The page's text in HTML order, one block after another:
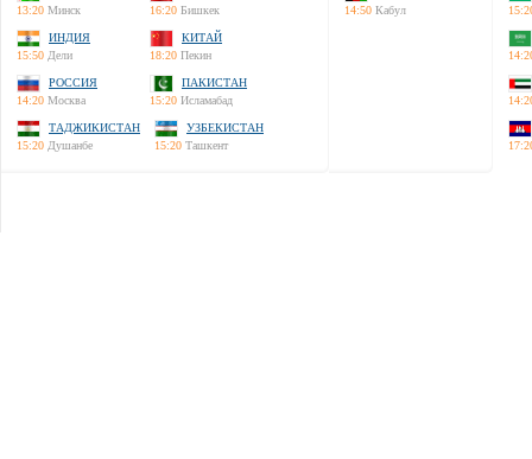
13:20 Минск
16:20 Бишкек
ИНДИЯ
15:50 Дели
КИТАЙ
18:20 Пекин
РОССИЯ
14:20 Москва
ПАКИСТАН
15:20 Исламабад
ТАДЖИКИСТАН
15:20 Душанбе
УЗБЕКИСТАН
15:20 Ташкент
14:50 Кабул